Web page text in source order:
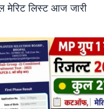
मेरिट लिस्ट आज जारी